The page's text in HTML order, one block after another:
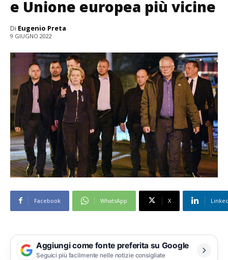
e Unione europea più vicine
Di Eugenio Preta
9 GIUGNO 2022
Facebook WhatsApp X
Aggiungi come fonte preferita su Google
Seguici più facilmente nelle notizie consigliate